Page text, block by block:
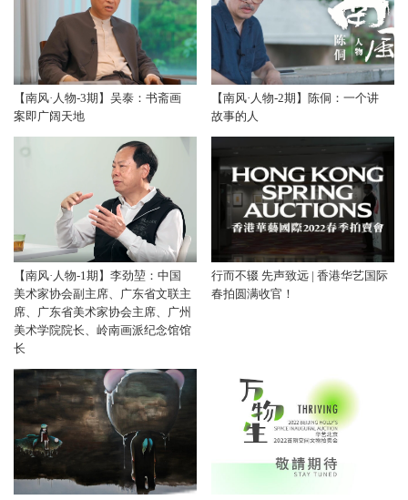
【南风·人物-3期】吴泰：书斋画
案即广阔天地
【南风·人物-2期】陈侗：一个讲
故事的人
【南风·人物-1期】李劲堃：中国
美术家协会副主席、广东省文联主
席、广东省美术家协会主席、广州
美术学院院长、岭南画派纪念馆馆
长
行而不辍 先声致远 | 香港华艺国际
春拍圆满收官！